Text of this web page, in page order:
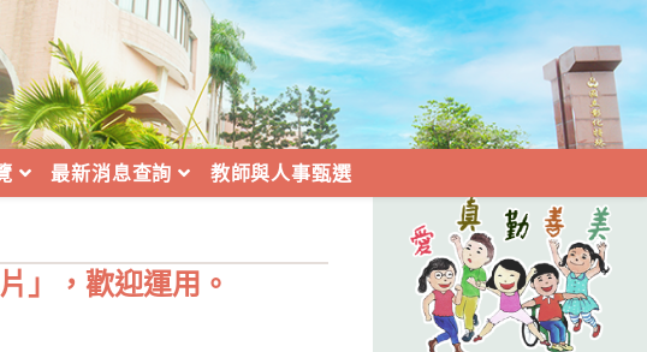
最新消息查詢 教師與人事甄選
」，歡迎運用。